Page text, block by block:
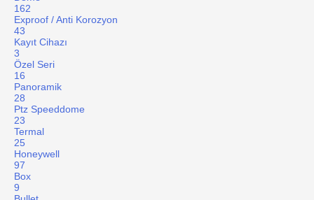
162
Exproof / Anti Korozyon
43
Kayıt Cihazı
3
Özel Seri
16
Panoramik
28
Ptz Speeddome
23
Termal
25
Honeywell
97
Box
9